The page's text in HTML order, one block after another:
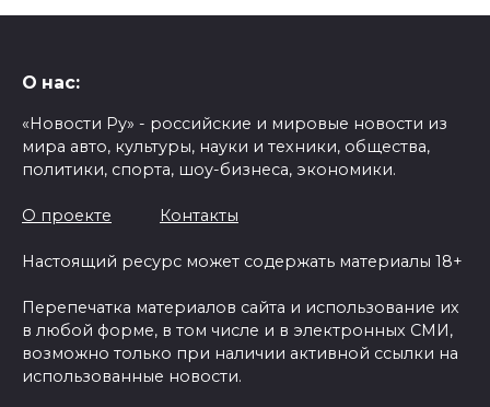
О нас:
«Новости Ру» - российские и мировые новости из
мира авто, культуры, науки и техники, общества,
политики, спорта, шоу-бизнеса, экономики.
О проекте Контакты
Настоящий ресурс может содержать материалы 18+
Перепечатка материалов сайта и использование их
в любой форме, в том числе и в электронных СМИ,
возможно только при наличии активной ссылки на
использованные новости.